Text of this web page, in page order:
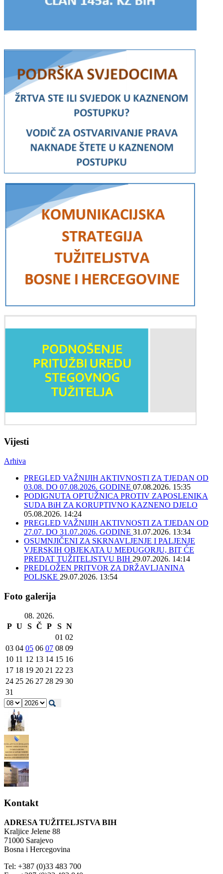
Vijesti
Arhiva
PREGLED VAŽNIJIH AKTIVNOSTI ZA TJEDAN OD
03.08. DO 07.08.2026. GODINE 07.08.2026. 15:35
PODIGNUTA OPTUŽNICA PROTIV ZAPOSLENIKA
SUDA BiH ZA KORUPTIVNO KAZNENO DJELO
05.08.2026. 14:24
PREGLED VAŽNIJIH AKTIVNOSTI ZA TJEDAN OD
27.07. DO 31.07.2026. GODINE 31.07.2026. 13:34
OSUMNJIČENI ZA SKRNAVLJENJE I PALJENJE
VJERSKIH OBJEKATA U MEĐUGORJU, BIT ĆE
PREDAT TUŽITELJSTVU BIH 29.07.2026. 14:14
PREDLOŽEN PRITVOR ZA DRŽAVLJANINA
POLJSKE 29.07.2026. 13:54
Foto galerija
08. 2026.
P U S Č P S N
01 02
03 04 05 06 07 08 09
10 11 12 13 14 15 16
17 18 19 20 21 22 23
24 25 26 27 28 29 30
31
Kontakt
ADRESA TUŽITELJSTVA BIH
Kraljice Jelene 88
71000 Sarajevo
Bosna i Hercegovina
Tel: +387 (0)33 483 700